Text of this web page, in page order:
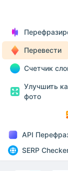
Перевести
Счетчик
Улучшить
фото
API
SERP